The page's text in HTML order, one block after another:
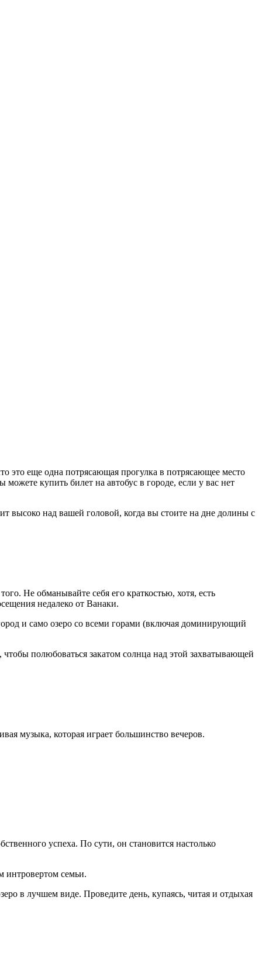
еще одна потрясающая прогулка в потрясающее место
купить билет на автобус в городе, если у вас нет
высоко над вашей головой, когда вы стоите на дне долины с
Не обманывайте себя его краткостью, хотя, есть
недалеко от Ванаки.
и само озеро со всеми горами (включая доминирующий
полюбоваться закатом солнца над этой захватывающей
музыка, которая играет большинство вечеров.
успеха. По сути, он становится настолько
интровертом семьи.
в лучшем виде. Проведите день, купаясь, читая и отдыхая